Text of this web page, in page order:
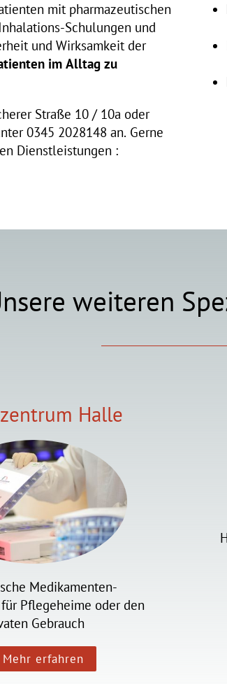
mit pharmazeutischen
Schulungen und
und Wirksamkeit der
im Alltag zu
Straße 10 / 10a oder
0345 2028148 an. Gerne
Dienstleistungen :
weiteren
Halle
Medikamenten-
Pflegeheime oder den
Gebrauch
Mehr erfahren